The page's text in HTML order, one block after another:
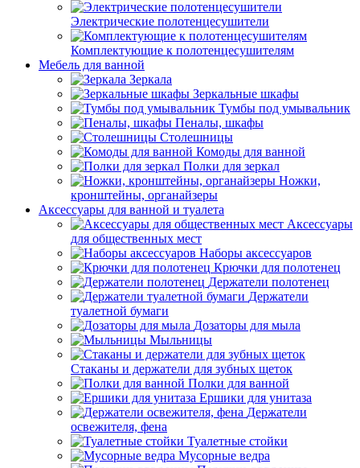
Электрические полотенцесушители
Комплектующие к полотенцесушителям
Мебель для ванной
Зеркала
Зеркальные шкафы
Тумбы под умывальник
Пеналы, шкафы
Столешницы
Комоды для ванной
Полки для зеркал
Ножки,
кронштейны, органайзеры
Аксессуары для ванной и туалета
Аксессуары
для общественных мест
Наборы аксессуаров
Крючки для полотенец
Держатели полотенец
Держатели
туалетной бумаги
Дозаторы для мыла
Мыльницы
Стаканы и держатели для зубных щеток
Полки для ванной
Ершики для унитаза
Держатели
освежителя, фена
Туалетные стойки
Мусорные ведра